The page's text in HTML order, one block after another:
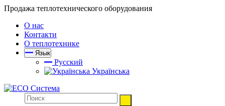
Продажа теплотехнического оборудования
О нас
Контакти
О теплотехнике
Язык
Русский
Українська